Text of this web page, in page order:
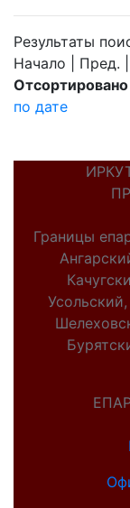
Результаты
Начало | Пред. |
по дате
Границы